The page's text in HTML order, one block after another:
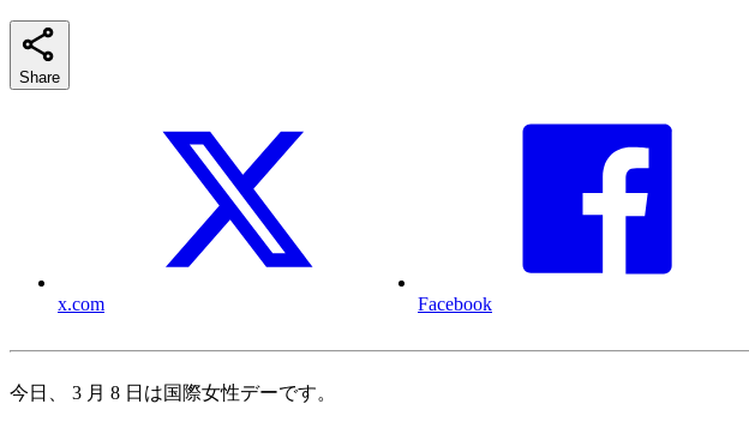
Share
x.com Facebook
今日、 3 月 8 日は国際女性デーです。